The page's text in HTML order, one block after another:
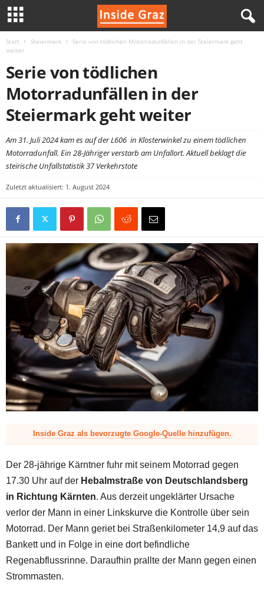
G
Start Steiermark
Serie von tödlichen Motorradunfällen in der Steiermark geht
weiter
Serie von tödlichen
Motorradunfällen in der
Steiermark geht weiter
Am 31. Juli 2024 kam es auf der L606 in Klosterwinkel zu einem tödlichen
Motorradunfall. Ein 28-Jähriger verstarb am Unfallort. Aktuell beklagt die
steirische Unfallstatistik 37 Verkehrstote
Zuletzt aktualisiert: 1. August 2024
Inside Graz als bevorzugte Google-Quelle hinzufügen.
Der 28-jährige Kärntner fuhr mit seinem Motorrad gegen
17.30 Uhr auf der Hebalmstraße von Deutschlandsberg
in Richtung Kärnten. Aus derzeit ungeklärter Ursache
verlor der Mann in einer Linkskurve die Kontrolle über sein
Motorrad. Der Mann geriet bei Straßenkilometer 14,9 auf das
Bankett und in Folge in eine dort befindliche
Regenabflussrinne. Daraufhin prallte der Mann gegen einen
Strommasten.